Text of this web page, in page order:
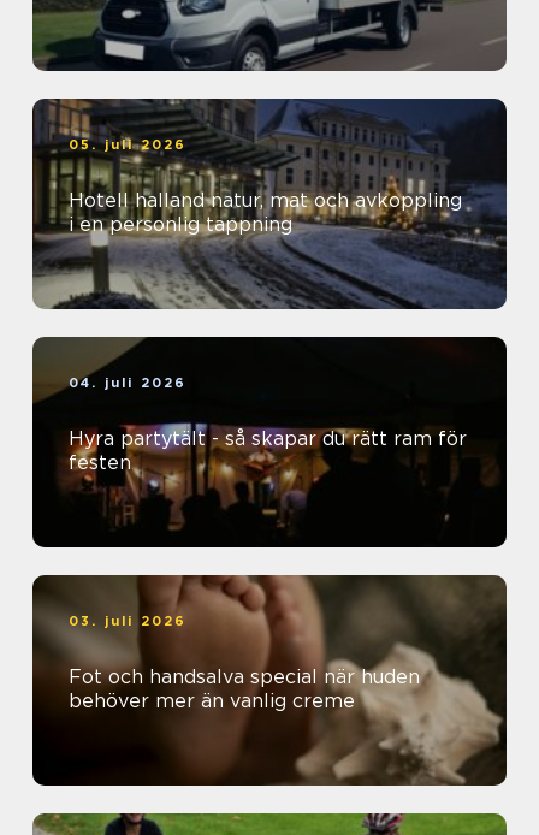
05. juli 2026
Hotell halland natur, mat och avkoppling
i en personlig tappning
04. juli 2026
Hyra partytält - så skapar du rätt ram för
festen
03. juli 2026
Fot och handsalva special när huden
behöver mer än vanlig creme